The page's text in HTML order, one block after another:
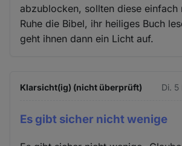
abzublocken, sollten diese einfach
Ruhe die Bibel, ihr heiliges Buch
geht ihnen dann ein Licht auf.
Klarsicht(ig) (nicht überprüft) Di.
Es gibt sicher nicht wenige